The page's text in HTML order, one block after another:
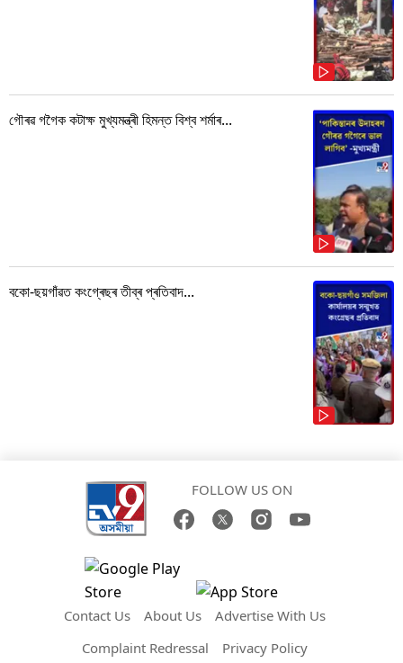
গৌৰৱ গগৈক কটাক্ষ মুখ্যমন্ত্ৰী হিমন্ত বিশ্ব শৰ্মাৰ...
বকো-ছয়গাঁৱত কংগ্ৰেছৰ তীব্ৰ প্ৰতিবাদ...
FOLLOW US ON
Contact Us About Us
Advertise With Us
Complaint Redressal
Privacy Policy